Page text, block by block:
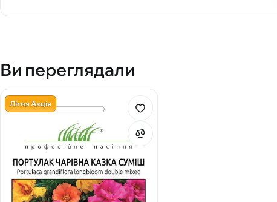
Ви переглядали
Літня Акція